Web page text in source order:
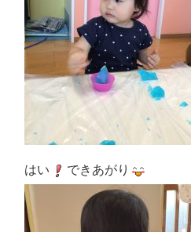
はい できあがり